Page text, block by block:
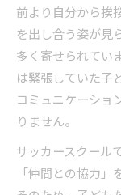
前より自分から挨
を出し合う姿が見
多く寄せられてい
は緊張していた子
コミュニケーショ
りません。
サッカースクール
「仲間との協力